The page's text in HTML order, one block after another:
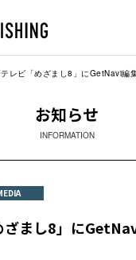
レビ「めざまし8」にGetNavi編
お知らせ
INFORMATION
ざまし8」に